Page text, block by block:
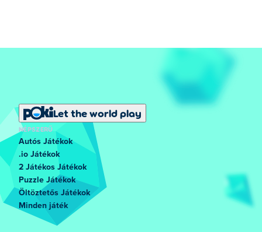
Let the world play
NÉPSZERŰ
Autós Játékok
.io Játékok
2 Játékos Játékok
Puzzle Játékok
Öltöztetős Játékok
Minden játék